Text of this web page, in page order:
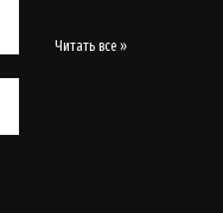
Читать все »